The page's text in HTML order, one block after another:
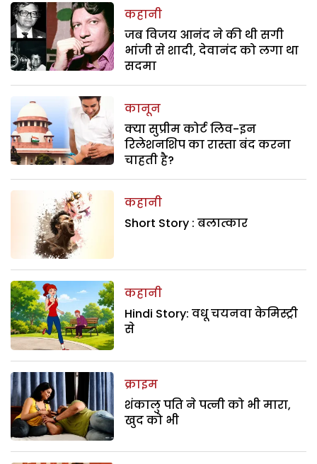
कहानी
जब विजय आनंद ने की थी सगी
भांजी से शादी, देवानंद को लगा था
सदमा
कानून
क्या सुप्रीम कोर्ट लिव-इन
रिलेशनशिप का रास्ता बंद करना
चाहती है?
कहानी
Short Story : बलात्कार
कहानी
Hindi Story: वधू चयनवा केमिस्ट्री
से
क्राइम
शंकालु पति ने पत्नी को भी मारा,
खुद को भी